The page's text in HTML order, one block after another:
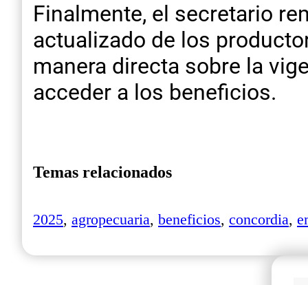
Finalmente, el secretario
actualizado de los
manera directa sobre la
acceder a los beneficios.
Temas relacionados
2025, agropecuaria, beneficios, concordia,